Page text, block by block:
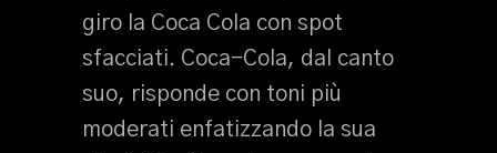
giro la Coca Cola con spot
sfacciati. Coca-Cola, dal canto
suo, risponde con toni più
moderati enfatizzando la sua